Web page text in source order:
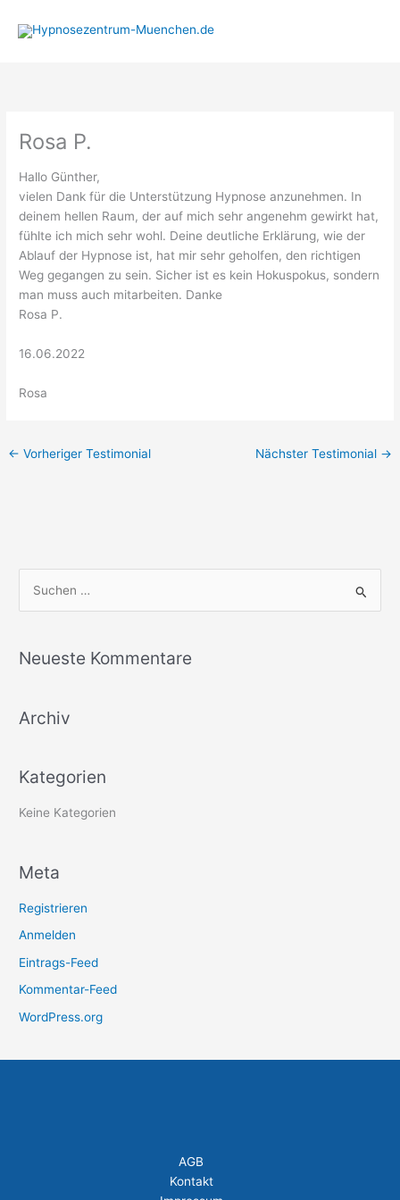
Inhalt
Rosa P.
Hallo Günther,
vielen Dank für die Unterstützung Hypnose anzunehmen. In
deinem hellen Raum, der auf mich sehr angenehm gewirkt hat,
fühlte ich mich sehr wohl. Deine deutliche Erklärung, wie der
Ablauf der Hypnose ist, hat mir sehr geholfen, den richtigen
Weg gegangen zu sein. Sicher ist es kein Hokuspokus, sondern
man muss auch mitarbeiten. Danke
Rosa P.
16.06.2022
Rosa
← Vorheriger Testimonial Nächster Testimonial →
h
n
c
h
Neueste Kommentare
Archiv
Kategorien
Keine Kategorien
Meta
Registrieren
Anmelden
Eintrags-Feed
Kommentar-Feed
WordPress.org
AGB
Kontakt